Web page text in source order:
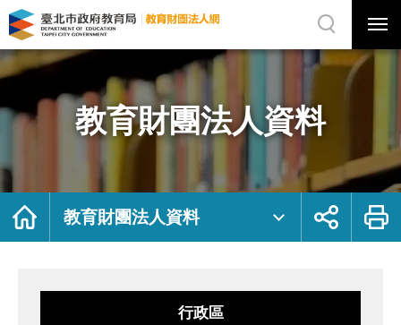
教
育
團
資
料
府
局
法
網
站
選
選
單
關
網
站
尋
教育財團法人資料
首
教育財團法人資料
展
鈕
列
行政區